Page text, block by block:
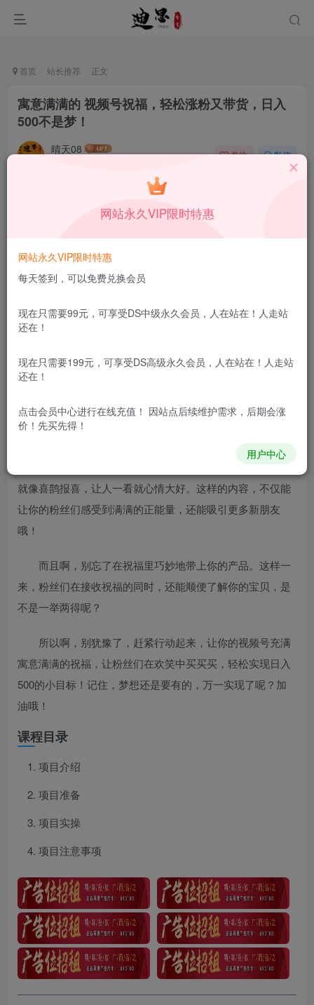
首页 站长推荐 正文
寓意满满的 视频号祝福，轻松涨粉又带货，日入
500不是梦！
晴天08 关注 私信
用途。如有侵权、不妥之处，请第一时间联系我们删除！
项目介绍
起来，粉丝嗖嗖涨，还能轻松带货，日入500的小秘诀呢？
来来来，让我告诉你一个超赞的祝福小妙招！
想象一下，你的视频号里，满屏都是寓意满满的祝福，
就像喜鹊报喜，让人一看就心情大好。这样的内容，不仅能
让你的粉丝们感受到满满的正能量，还能吸引更多新朋友
哦！
而且啊，别忘了在祝福里巧妙地带上你的产品。这样一
来，粉丝们在接收祝福的同时，还能顺便了解你的宝贝，是
不是一举两得呢？
所以啊，别犹豫了，赶紧行动起来，让你的视频号充满
寓意满满的祝福，让粉丝们在欢笑中买买买，轻松实现日入
500的小目标！记住，梦想还是要有的，万一实现了呢？加
油哦！
课程目录
项目介绍
项目准备
项目实操
项目注意事项
网站永久VIP限时特惠
网站永久VIP限时特惠
每天签到，可以免费兑换会员
现在只需要99元，可享受DS中级永久会员，人在站在！人走站
还在！
现在只需要199元，可享受DS高级永久会员，人在站在！人走站
还在！
点击会员中心进行在线充值！ 因站点后续维护需求，后期会涨
价！先买先得！
用户中心